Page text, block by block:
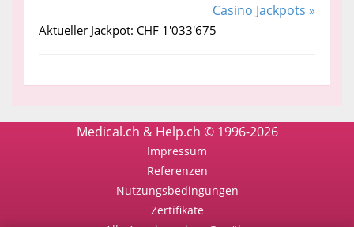
Casino Jackpots »
Aktueller Jackpot: CHF 1'033'675
Medical.ch & Help.ch © 1996-2026
Impressum
Referenzen
Nutzungsbedingungen
Zertifikate